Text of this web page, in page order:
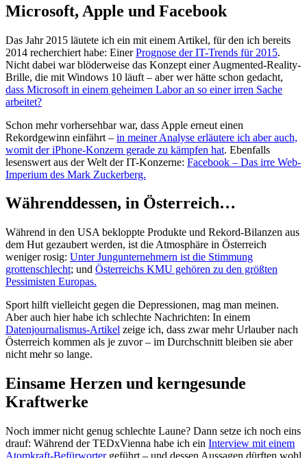
Microsoft, Apple und Facebook
Das Jahr 2015 läutete ich ein mit einem Artikel, für den ich bereits
2014 recherchiert habe: EinerPrognose der IT-Trends für 2015.
Nicht dabei war blöderweise das Konzept einer Augmented-Reality-
Brille, die mit Windows 10 läuft – aber wer hätte schon gedacht,
dass Microsoft in einem geheimen Labor an so einer irren Sache
arbeitet?
Schon mehr vorhersehbar war, dass Apple erneut einen
Rekordgewinn einfährt – in meiner Analyse erläutere ich aber auch,
womit der iPhone-Konzern gerade zu kämpfen hat. Ebenfalls
lesenswert aus der Welt der IT-Konzerne: Facebook – Das irre Web-
Imperium des Mark Zuckerberg.
Währenddessen, in Österreich…
Während in den USA bekloppte Produkte und Rekord-Bilanzen aus
dem Hut gezaubert werden, ist die Atmosphäre in Österreich
weniger rosig: Unter Jungunternehmern ist die Stimmung
grottenschlecht; und Österreichs KMU gehören zu den größten
Pessimisten Europas.
Sport hilft vielleicht gegen die Depressionen, mag man meinen.
Aber auch hier habe ich schlechte Nachrichten: In einem
Datenjournalismus-Artikel zeige ich, dass zwar mehr Urlauber nach
Österreich kommen als je zuvor – im Durchschnitt bleiben sie aber
nicht mehr so lange.
Einsame Herzen und kerngesunde
Kraftwerke
Noch immer nicht genug schlechte Laune? Dann setze ich noch eins
drauf: Während der TEDxVienna habe ich ein Interview mit einem